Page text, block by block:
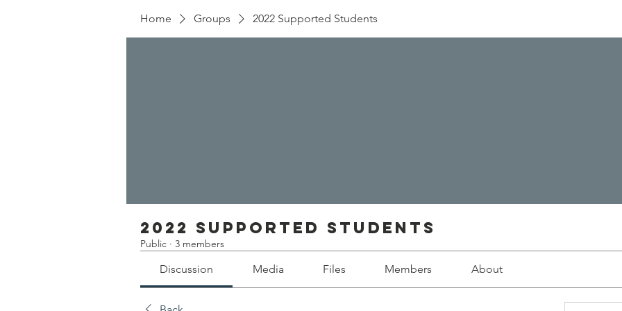
Home Groups 2022 Supported Students
2022 Supported Students
Public · 3 members
Discussion Media Files Members About